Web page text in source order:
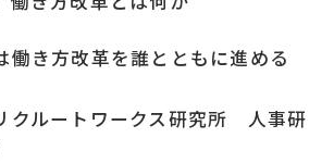
働き方改革を誰とともに進める
クルートワークス研究所 人事研